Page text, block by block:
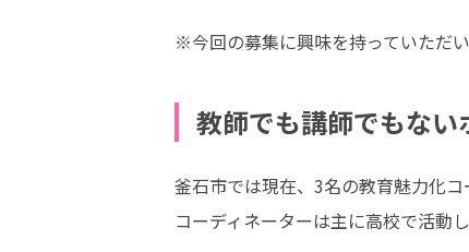
※今回の募集に興味を持っていただ
教師でも講師でもな
釜石市では現在、3名の教育魅力化コ
コーディネーターは主に高校で活動